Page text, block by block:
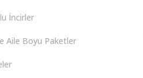
İncirler
Aile Boyu Paketler